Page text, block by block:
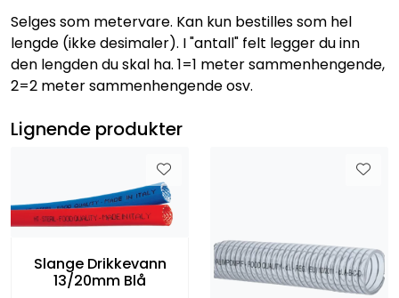
Selges som metervare. Kan kun bestilles som hel
lengde (ikke desimaler). I "antall" felt legger du inn
den lengden du skal ha. 1=1 meter sammenhengende,
2=2 meter sammenhengende osv.
Lignende produkter
Slange Drikkevann
13/20mm Blå